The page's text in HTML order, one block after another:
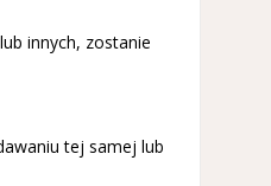
innych, zostanie
tej samej lub